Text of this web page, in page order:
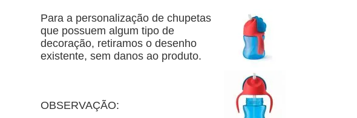
Para a personalização de chupetas
que possuem algum tipo de
decoração, retiramos o desenho
existente, sem danos ao produto.
OBSERVAÇÃO: